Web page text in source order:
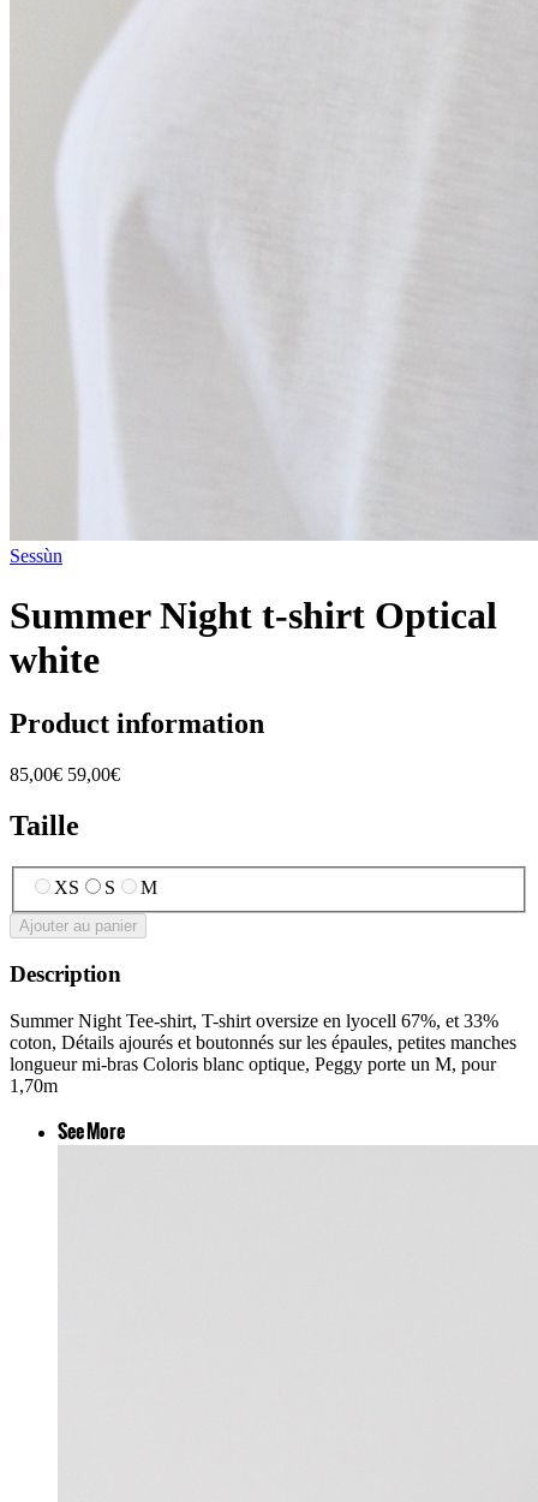
Sessùn
Summer Night t-shirt Optical
white
Product information
85,00€ 59,00€
Taille
XS S M
Ajouter au panier
Description
Summer Night Tee-shirt, T-shirt oversize en lyocell 67%, et 33%
coton, Détails ajourés et boutonnés sur les épaules, petites manches
longueur mi-bras Coloris blanc optique, Peggy porte un M, pour
1,70m
See More